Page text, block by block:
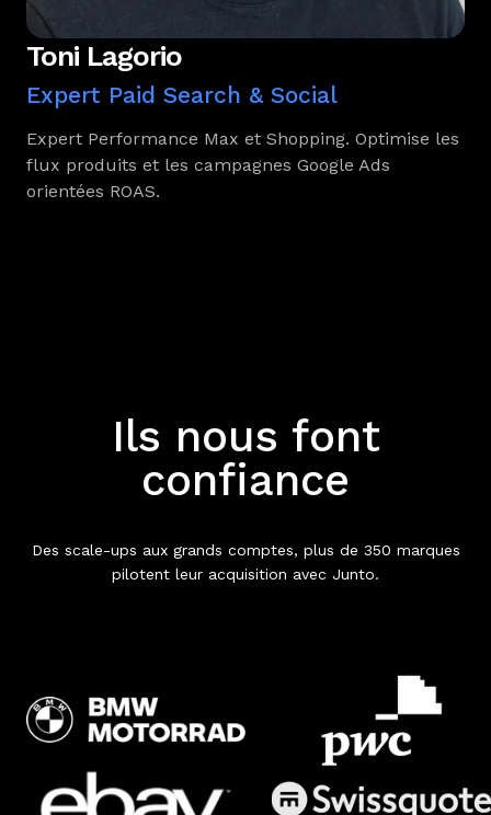
Toni Lagorio
Expert Paid Search & Social
Expert Performance Max et Shopping. Optimise les
flux produits et les campagnes Google Ads
orientées ROAS.
Ils nous font
confiance
Des scale-ups aux grands comptes, plus de 350 marques
pilotent leur acquisition avec Junto.